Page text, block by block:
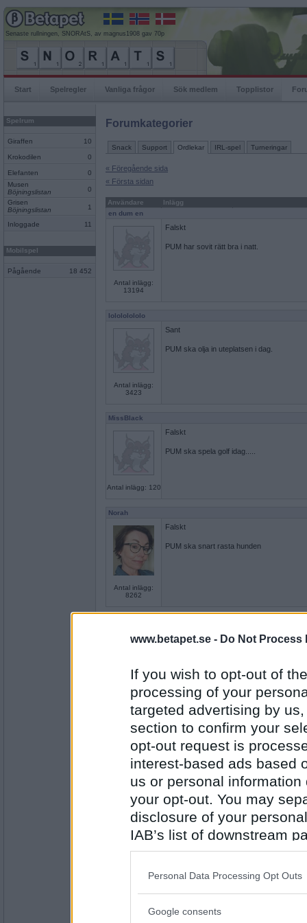
www.betapet.se - Do Not Process
If you wish to opt-out of
processing of your
targeted advertising by
section to confirm your
opt-out request is
interest-based ads based
us or personal
your opt-out. You may
disclosure of your
IAB’s list of downstream
also be disclosed by us
Downstream Participants
Please note that this
Personal Data Processing Opt Outs
Google consents
Senaste rullningen, SNORAtS, av magnus1908 gav 70p
Start Spelregler Vanliga frågor Sök medlem Topplistor
Spelrum
Giraffen 10
Krokodilen 0
Elefanten
0
Musen
Böjningslistan
0
Grisen
Böjningslistan
1
Inloggade 11
Mobilspel
Pågående 18 452
Forumkategorier
Snack Support Ordlekar IRL-spel Turneringar
« Föregående sida
« Första sidan
Användare
Inlägg
en dum en
Antal inlägg:
13194
Falskt
PUM har sovit rätt bra i natt.
lolololololo
Antal inlägg:
3423
Sant
PUM ska olja in uteplatsen i dag.
MissBlack
Antal inlägg: 120
Falskt
PUM ska spela golf idag.....
Norah
Antal inlägg:
8262
Falskt
PUM ska snart rasta hunden
Antal inlägg: 162
Falskt, har ingen, men ska väl "rasta"
Antal inlägg:
8262
Falskt
PUM spelar bara i betaappen
Sant